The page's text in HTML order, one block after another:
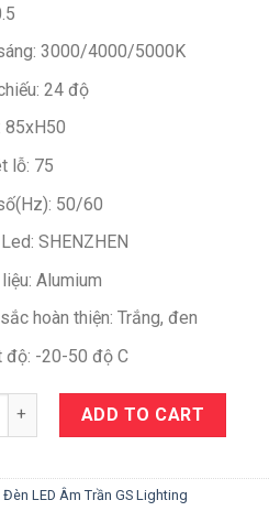
3000/4000/5000K
24 độ
85xH50
lỗ: 75
50/60
SHENZHEN
Alumium
hoàn thiện: Trắng, đen
độ: -20-50 độ C
ADD TO CART
Đèn LED Âm Trần GS Lighting